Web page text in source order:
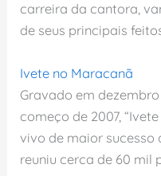
carreira da cantora,
de seus principais
Ivete no Maracanã
Gravado em
começo de 2007,
vivo de maior sucesso
reuniu cerca de 60 mil